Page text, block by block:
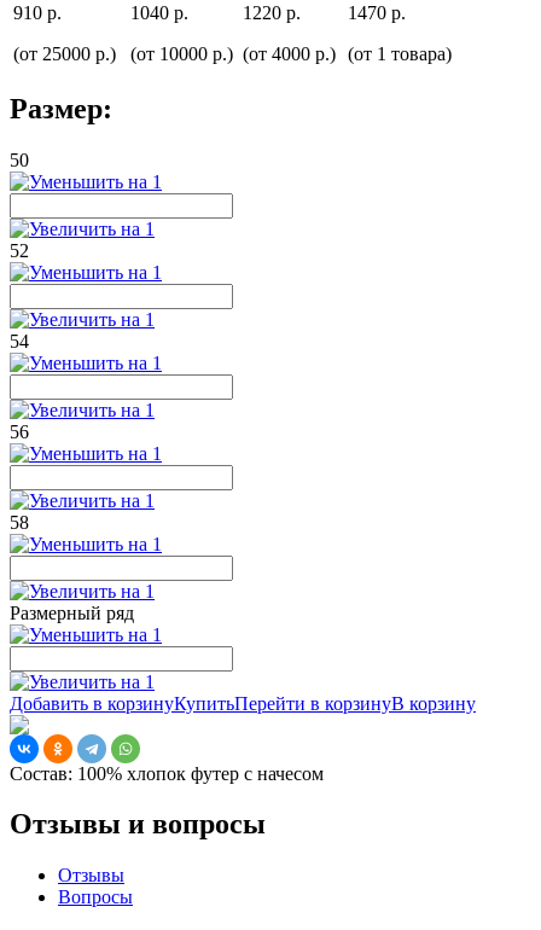
910 р.
(от 25000 р.)
1040 р.
(от 10000 р.)
1220 р.
(от 4000 р.)
1470 р.
(от 1 товара)
Размер:
50
52
54
56
58
Размерный ряд
Добавить в корзинуКупитьПерейти в корзинуВ корзину
Состав: 100% хлопок футер с начесом
Отзывы и вопросы
Отзывы
Вопросы